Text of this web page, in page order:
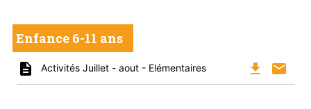
Enfance 6-11 ans
mail
file_download
Activités Juillet - aout - Elémentaires
description